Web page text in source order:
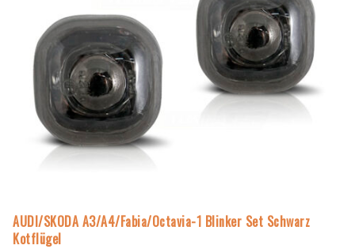
AUDI/SKODA A3/A4/Fabia/Octavia-1 Blinker Set Schwarz
Kotflügel